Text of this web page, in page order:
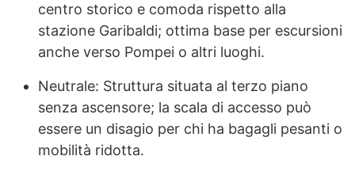
centro storico e comoda rispetto alla
stazione Garibaldi; ottima base per escursioni
anche verso Pompei o altri luoghi.
Neutrale: Struttura situata al terzo piano
senza ascensore; la scala di accesso può
essere un disagio per chi ha bagagli pesanti o
mobilità ridotta.